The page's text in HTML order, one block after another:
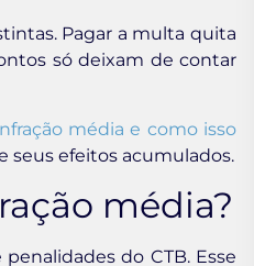
Pagar a multa quita
só deixam de contar
média e como isso
seus efeitos acumulados.
média?
do CTB. Esse